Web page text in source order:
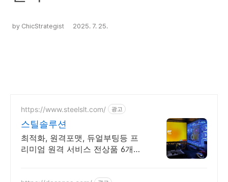
by ChicStrategist 2025. 7. 25.
https://www.steelslt.com/ 광고
스틸솔루션
최적화, 원격포맷, 듀얼부팅등 프
리미엄 원격 서비스 전상품 6개월